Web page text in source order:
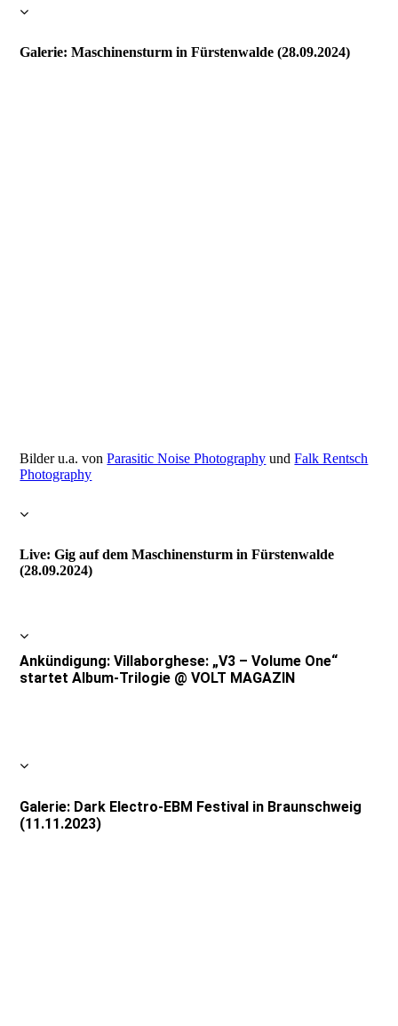
Galerie: Maschinensturm in Fürstenwalde (28.09.2024)
Bilder u.a. vonParasitic Noise Photography undFalk Rentsch
Photography
Live: Gig auf dem Maschinensturm in Fürstenwalde
(28.09.2024)
Ankündigung: Villaborghese: „V3 – Volume One“
startet Album-Trilogie @ VOLT MAGAZIN
Galerie: Dark Electro-EBM Festival in Braunschweig
(11.11.2023)